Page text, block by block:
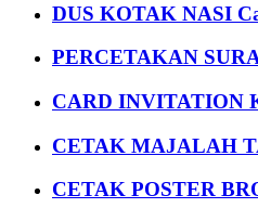
DUS KOTAK NASI
PERCETAKAN
CARD INVITATION
CETAK MAJALAH
CETAK POSTER